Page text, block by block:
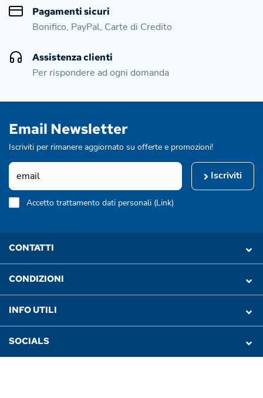
Pagamenti sicuri
Bonifico, PayPal, Carte di Credito
Assistenza clienti
Per rispondere ad ogni domanda
Email Newsletter
Iscriviti per rimanere aggiornato su offerte e promozioni!
Iscriviti
Accetto trattamento dati personali (Link)
CONTATTI
CONDIZIONI
INFO UTILI
SOCIALS